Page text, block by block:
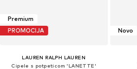
Premium
PROMOCIJA
LAUREN RALPH LAUREN
Cipele s potpeticom 'LANETTE'
Novo